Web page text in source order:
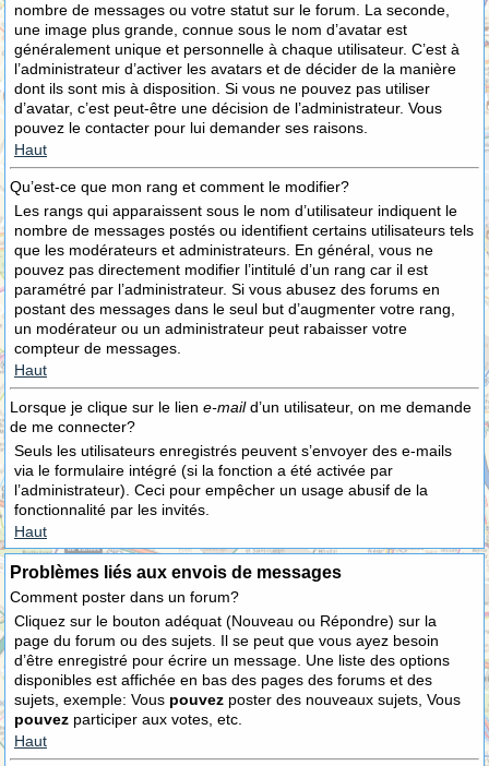
nombre de messages ou votre statut sur le forum. La seconde,
une image plus grande, connue sous le nom d’avatar est
généralement unique et personnelle à chaque utilisateur. C’est à
l’administrateur d’activer les avatars et de décider de la manière
dont ils sont mis à disposition. Si vous ne pouvez pas utiliser
d’avatar, c’est peut-être une décision de l’administrateur. Vous
pouvez le contacter pour lui demander ses raisons.
Haut
Qu’est-ce que mon rang et comment le modifier?
Les rangs qui apparaissent sous le nom d’utilisateur indiquent le
nombre de messages postés ou identifient certains utilisateurs tels
que les modérateurs et administrateurs. En général, vous ne
pouvez pas directement modifier l’intitulé d’un rang car il est
paramétré par l’administrateur. Si vous abusez des forums en
postant des messages dans le seul but d’augmenter votre rang,
un modérateur ou un administrateur peut rabaisser votre
compteur de messages.
Haut
Lorsque je clique sur le lien e-maild’un utilisateur, on me demande
de me connecter?
Seuls les utilisateurs enregistrés peuvent s’envoyer des e-mails
via le formulaire intégré (si la fonction a été activée par
l’administrateur). Ceci pour empêcher un usage abusif de la
fonctionnalité par les invités.
Haut
Problèmes liés aux envois de messages
Comment poster dans un forum?
Cliquez sur le bouton adéquat (Nouveau ou Répondre) sur la
page du forum ou des sujets. Il se peut que vous ayez besoin
d’être enregistré pour écrire un message. Une liste des options
disponibles est affichée en bas des pages des forums et des
sujets, exemple: Vous pouvez poster des nouveaux sujets, Vous
pouvez participer aux votes, etc.
Haut